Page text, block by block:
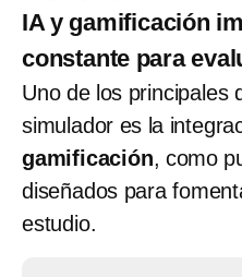
IA y gamificación
constante para
Uno de los principales
simulador es la
gamificación, como
diseñados para
estudio.